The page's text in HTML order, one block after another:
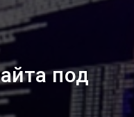
под